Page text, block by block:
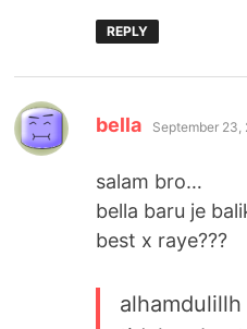
REPLY
bella says:
September
salam bro…
bella baru je
best x raye???